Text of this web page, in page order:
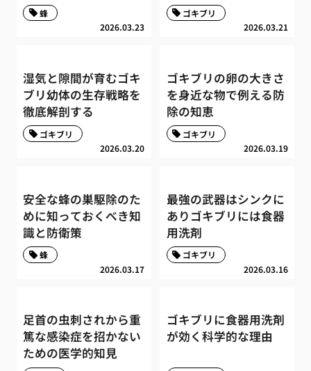
2026.03.23
蜂
2026.03.21
ゴキブリ
湿気と隙間が育むゴキ
ブリ幼体の生存戦略を
徹底解剖する
2026.03.20
ゴキブリ
ゴキブリの卵の大きさ
を身近な物で例える防
除の知恵
2026.03.19
ゴキブリ
安全な蜂の巣駆除のた
めに知っておくべき知
識と防衛策
2026.03.17
蜂
最強の武器はシンクに
ありゴキブリには食器
用洗剤
2026.03.16
ゴキブリ
足首の虫刺されから重
篤な感染症を招かない
ための医学的知見
ゴキブリに食器用洗剤
が効く科学的な理由